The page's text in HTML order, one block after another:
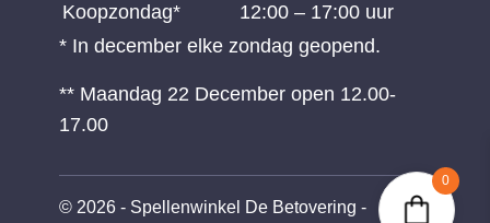
0
Koopzondag*
12:00 – 17:00 uur
* In december elke zondag geopend.
** Maandag 22 December open 12.00-
17.00
© 2026 - Spellenwinkel De Betovering -